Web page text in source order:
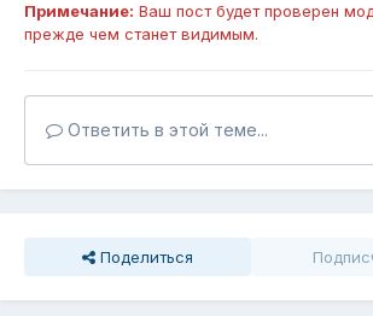
Примечание: Ваш пост будет проверен
прежде чем станет видимым.
Ответить в этой теме...
Поделиться